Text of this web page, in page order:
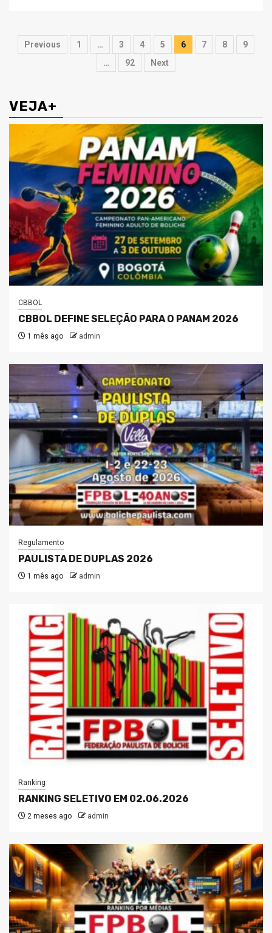
Paginação
Previous 1 … 3 4 5 6 7 8
9
…
92 Next
VEJA+
CBBOL
CBBOL DEFINE SELEÇÃO PARA O PANAM 2026
1 mês ago admin
Regulamento
PAULISTA DE DUPLAS 2026
1 mês ago admin
Ranking
RANKING SELETIVO EM 02.06.2026
2 meses ago admin